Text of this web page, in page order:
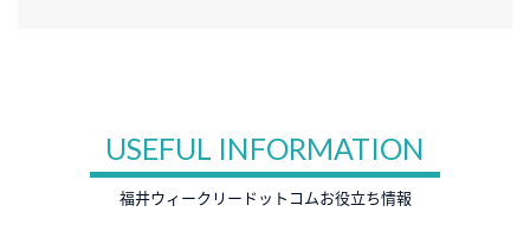
USEFUL INFORMATION
福井ウィークリードットコムお役立ち情報